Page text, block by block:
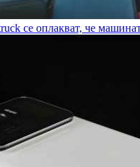
се оплакват, че